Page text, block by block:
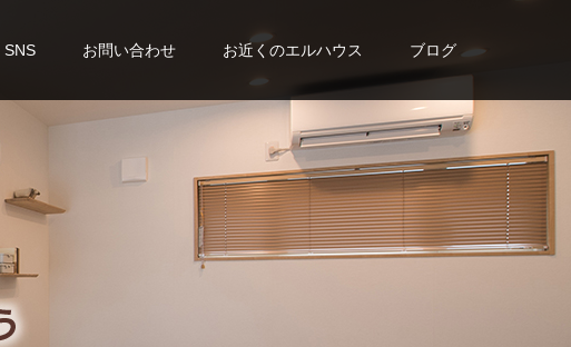
SNS お問い合わせ お近くのエルハウス ブログ